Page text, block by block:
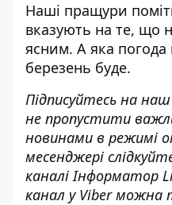
Наші пращури
вказують на те, що
ясним. А яка погода
березень буде.
Підписуйтесь на наш
не пропустити
новинами в режимі
месенджері
каналіІнформатор
канал у Viber можна